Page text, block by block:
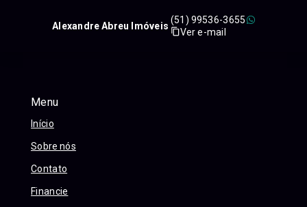
Menu
Início
Sobre nós
Contato
Financie
Alexandre Abreu Imóveis
(51) 99536-3655
Ver e-mail